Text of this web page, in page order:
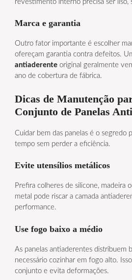
revestimento interno precisa ser liso,
Marca e garantia
Outro fator importante é escolher
ofereçam garantia contra defeitos.
antiaderente original geralmente
ano de cobertura de fábrica.
Dicas de Manutenção
Conjunto de Panelas
Cuidar bem das panelas é o segredo
tempo sem perder a eficiência.
Evite utensílios metálicos
Prefira colheres de silicone, madeira
metal pode riscar a camada
performance.
Use fogo baixo a médio
As panelas antiaderentes distribuem
necessário cozinhar em fogo alto.
conjunto e evita deformações.